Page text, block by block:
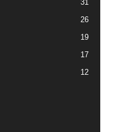
31
26
19
17
12